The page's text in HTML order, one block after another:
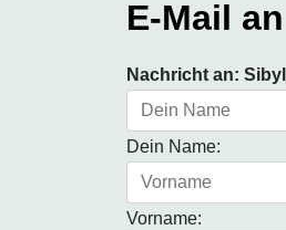
E-Mail
Nachricht an:
Dein Name:
Vorname: